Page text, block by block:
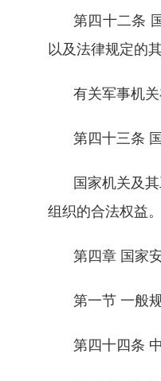
第四十二条
以及法律规定的
有关军事机
第四十三条
国家机关及
组织的合法权益。
第四章 国家
第一节 一般
第四十四条